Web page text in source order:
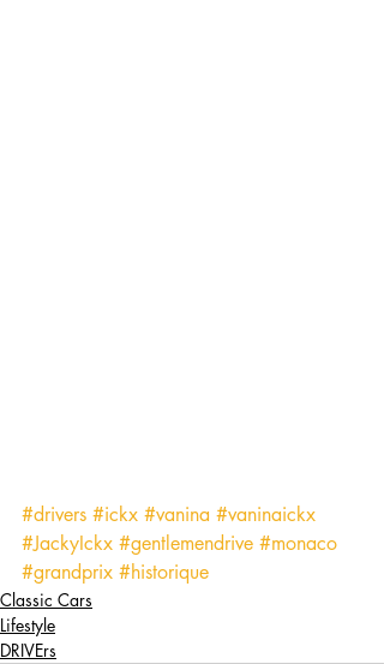
#drivers #ickx #vanina #vaninaickx
#JackyIckx #gentlemendrive #monaco
#grandprix #historique
Classic Cars
Lifestyle
DRIVErs